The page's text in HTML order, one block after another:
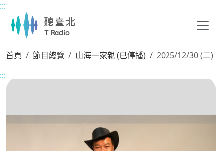
主要內容區塊
:::
首頁 節目總覽 山海一家親 (已停播)
2025/12/30 (二)
:::